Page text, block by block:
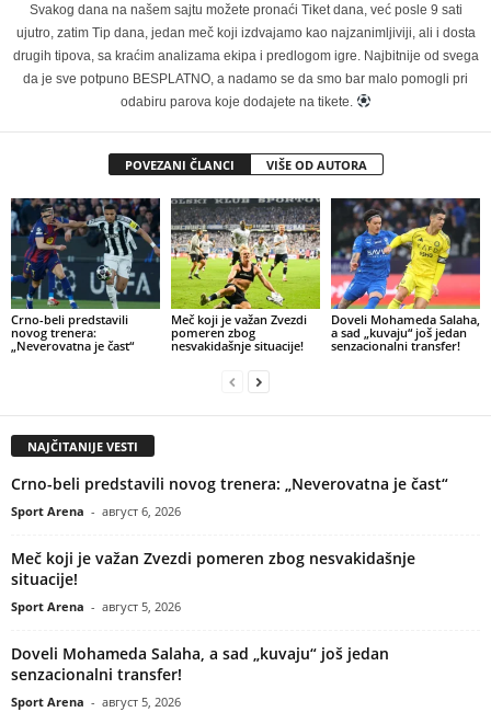
Svakog dana na našem sajtu možete pronaći Tiket dana, već posle 9 sati
ujutro, zatim Tip dana, jedan meč koji izdvajamo kao najzanimljiviji, ali i dosta
drugih tipova, sa kraćim analizama ekipa i predlogom igre. Najbitnije od svega
da je sve potpuno BESPLATNO, a nadamo se da smo bar malo pomogli pri
odabiru parova koje dodajete na tikete.
POVEZANI ČLANCI VIŠE OD AUTORA
Crno-beli predstavili
novog trenera:
„Neverovatna je čast“
Meč koji je važan Zvezdi
pomeren zbog
nesvakidašnje situacije!
Doveli Mohameda Salaha,
a sad „kuvaju“ još jedan
senzacionalni transfer!
NAJČITANIJE VESTI
Crno-beli predstavili novog trenera: „Neverovatna je čast“
Sport Arena - август 6, 2026
Meč koji je važan Zvezdi pomeren zbog nesvakidašnje
situacije!
Sport Arena - август 5, 2026
Doveli Mohameda Salaha, a sad „kuvaju“ još jedan
senzacionalni transfer!
Sport Arena - август 5, 2026